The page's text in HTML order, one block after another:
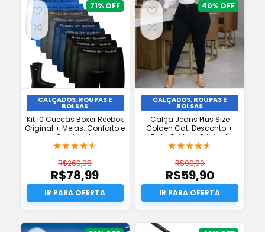
71%
CALÇADOS, ROUPAS E
BOLSAS
Kit 10 Cuecas Boxer Reebok
Original + Meias: Conforto e
Qualidade
★★★★★
R$269,98
O
preço
original
era:
R$269,98.
R$78,99
O
preço
atual
é:
40%
CALÇADOS, ROUPAS E
BOLSAS
Calça Jeans Plus Size
Golden Cat: Desconto +
Frete Grátis e Original!
★★★★★
R$99,90
O
preço
original
era:
R$99,90.
R$59,90
O
preço
atual
é: